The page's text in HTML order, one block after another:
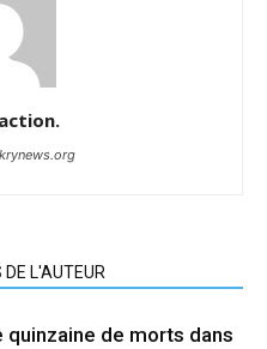
DE L'AUTEUR
quinzaine de morts dans